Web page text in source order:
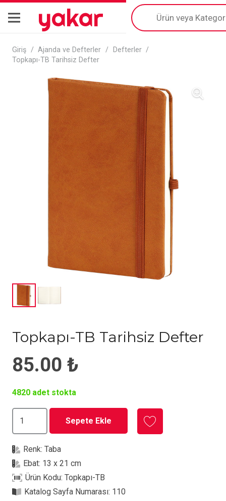
yakar
Products
search
Giriş / Ajanda ve Defterler / Defterler /
Topkapı-TB Tarihsiz Defter
Topkapı-TB Tarihsiz Defter
85.00 ₺
4820 adet stokta
Defter
adet
Sepete Ekle
Renk:Taba
Ebat: 13 x 21 cm
Ürün Kodu:Topkapı-TB
Katalog Sayfa Numarası: 110